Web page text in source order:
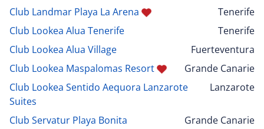
Club Landmar Playa La Arena
Tenerife
Club Lookea Alua Tenerife
Tenerife
Club Lookea Alua Village
Fuerteventura
Club Lookea Maspalomas Resort
Grande Canarie
Club Lookea Sentido Aequora Lanzarote
Suites
Lanzarote
Club Servatur Playa Bonita
Grande Canarie